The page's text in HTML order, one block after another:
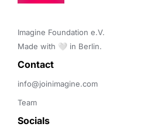
Imagine Foundation e.V.
Made with 🤍 in Berlin.
Contact
info@joinimagine.com
Team
Socials